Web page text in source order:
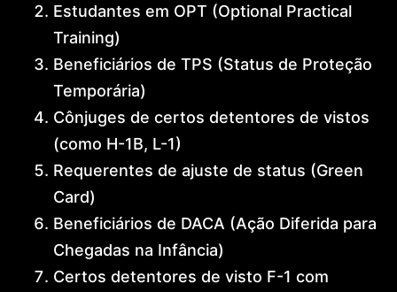
Estudantes em OPT (Optional Practical
Training)
Beneficiários de TPS (Status de Proteção
Temporária)
Cônjuges de certos detentores de vistos
(como H-1B, L-1)
Requerentes de ajuste de status (Green
Card)
Beneficiários de DACA (Ação Diferida para
Chegadas na Infância)
Certos detentores de visto F-1 com